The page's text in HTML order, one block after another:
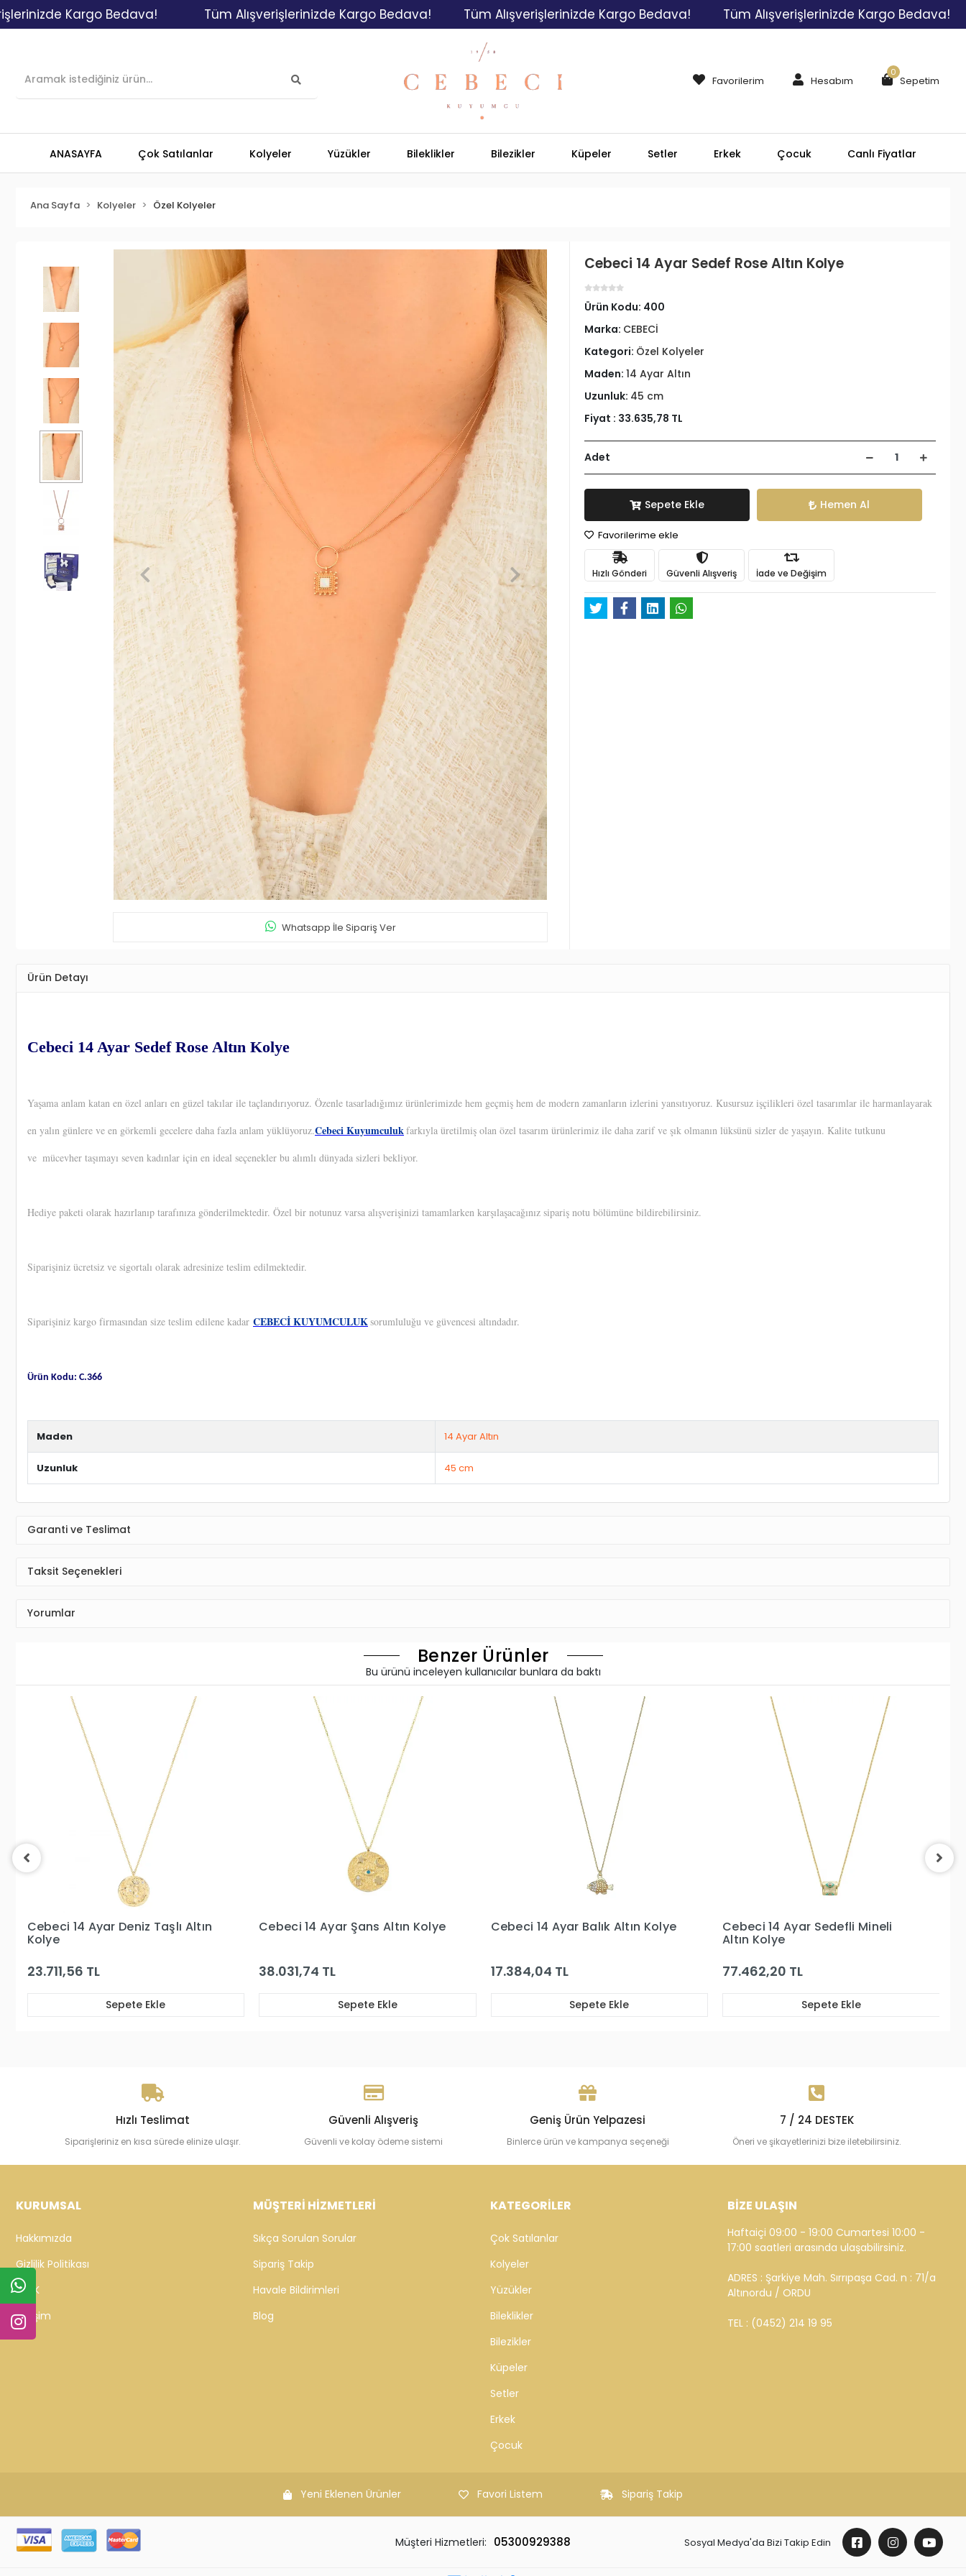
Kargo Bedava! Tüm Alışverişlerinizde Kargo Bedava! Tüm Alışverişlerinizde Kargo Bedava! Tüm Alışverişlerinizde Kargo Bedava!
Favorilerim Hesabım Sepetim
0
ANASAYFA Çok Satılanlar Kolyeler Yüzükler Bileklikler Bilezikler Küpeler Setler Erkek Çocuk Canlı Fiyatlar
Ana Sayfa Kolyeler Özel Kolyeler
Whatsapp İle Sipariş Ver
Cebeci 14 Ayar Sedef Rose Altın Kolye
Ürün Kodu: 400
Marka: CEBECİ
Kategori: Özel Kolyeler
Maden: 14 Ayar Altın
Uzunluk: 45 cm
Fiyat : 33.635,78 TL
Adet
Sepete Ekle Hemen Al
Favorilerime ekle
Hızlı Gönderi Güvenli Alışveriş İade ve Değişim
Ürün Detayı
Cebeci 14 Ayar Sedef Rose Altın Kolye
Yaşama anlam katan en özel anları en güzel takılar ile taçlandırıyoruz. Özenle tasarladığımız ürünlerimizde hem geçmiş hem de modern zamanların izlerini yansıtıyoruz. Kusursuz işçilikleri özel tasarımlar ile harmanlayarak
en yalın günlere ve en görkemli gecelere daha fazla anlam yüklüyoruz.Cebeci Kuyumculukfarkıyla üretilmiş olan özel tasarım ürünlerimiz ile daha zarif ve şık olmanın lüksünü sizler de yaşayın. Kalite tutkunu
ve mücevher taşımayı seven kadınlar için en ideal seçenekler bu alımlı dünyada sizleri bekliyor.
Hediye paketi olarak hazırlanıp tarafınıza gönderilmektedir. Özel bir notunuz varsa alışverişinizi tamamlarken karşılaşacağınız sipariş notu bölümüne bildirebilirsiniz.
Siparişiniz ücretsiz ve sigortalı olarak adresinize teslim edilmektedir.
Siparişiniz kargo firmasından size teslim edilene kadar CEBECİ KUYUMCULUKsorumluluğu ve güvencesi altındadır.
Ürün Kodu: C.366
Maden 14 Ayar Altın
Uzunluk 45 cm
Garanti ve Teslimat
Taksit Seçenekleri
Yorumlar
Benzer Ürünler
Bu ürünü inceleyen kullanıcılar bunlara da baktı
Cebeci 14 Ayar Şans Altın Kolye
38.031,74 TL
Sepete Ekle
Cebeci 14 Ayar Balık Altın Kolye
17.384,04 TL
Sepete Ekle
Cebeci 14 Ayar Sedefli Mineli
77.462,20 TL
Sepete Ekle
Cebeci 14 Ayar Carousel Çiçek
Altın Kolye
113.562,38 TL
Sepete Ekle
Hızlı Teslimat
Siparişleriniz en kısa sürede elinize ulaşır.
Güvenli Alışveriş
Güvenli ve kolay ödeme sistemi
Geniş Ürün Yelpazesi
Binlerce ürün ve kampanya seçeneği
7 / 24 DESTEK
Öneri ve şikayetlerinizi bize iletebilirsiniz.
KURUMSAL
Hakkımızda
Gizlilik Politikası
KVKK
İletişim
MÜŞTERİ HİZMETLERİ
Sıkça Sorulan Sorular
Sipariş Takip
Havale Bildirimleri
Blog
KATEGORİLER
Çok Satılanlar
Kolyeler
Yüzükler
Bileklikler
Bilezikler
Küpeler
Setler
Erkek
Çocuk
BİZE ULAŞIN
Haftaiçi 09:00 - 19:00 Cumartesi 10:00 -
17:00 saatleri arasında ulaşabilirsiniz.
ADRES : Şarkiye Mah. Sırrıpaşa Cad. n : 71/a
Altınordu / ORDU
TEL : (0452) 214 19 95
Yeni Eklenen Ürünler Favori Listem Sipariş Takip
Müşteri Hizmetleri: 05300929388 Sosyal Medya'da Bizi Takip Edin